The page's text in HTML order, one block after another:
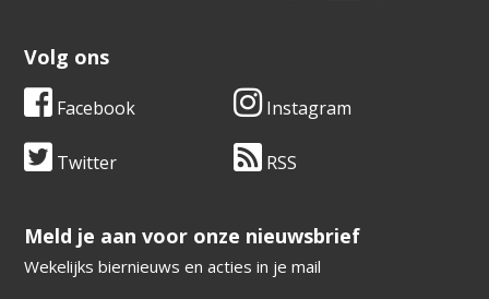
Volg ons
Facebook Instagram
Twitter RSS
​​​​​​​Meld je aan voor onze nieuwsbrief
Wekelijks biernieuws en acties in je mail